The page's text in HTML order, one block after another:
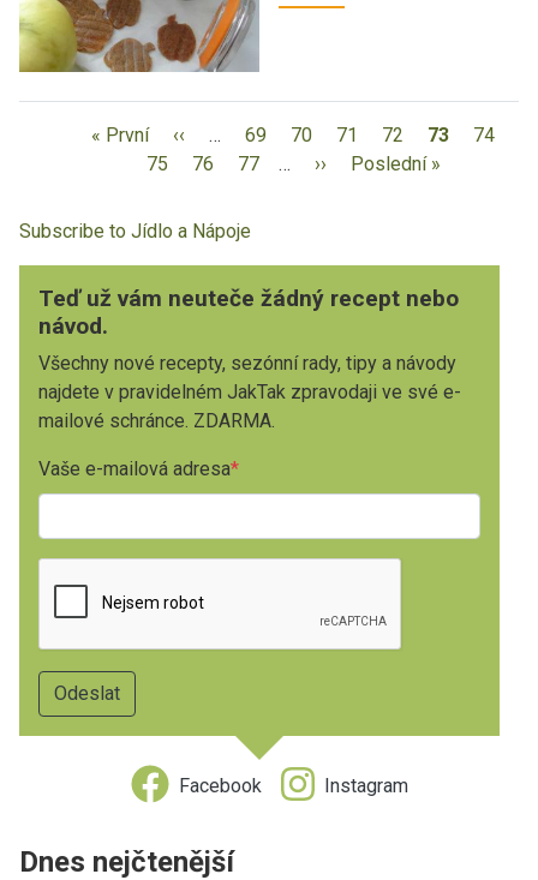
« První ‹‹ … 69 70 71 72 73
74
75
76 77 … ›› Poslední »
Subscribe to Jídlo a Nápoje
Teď už vám neuteče žádný recept nebo
návod.
Všechny nové recepty, sezónní rady, tipy a návody
najdete v pravidelném JakTak zpravodaji ve své e-
mailové schránce. ZDARMA.
Vaše e-mailová adresa
Facebook Instagram
Dnes nejčtenější